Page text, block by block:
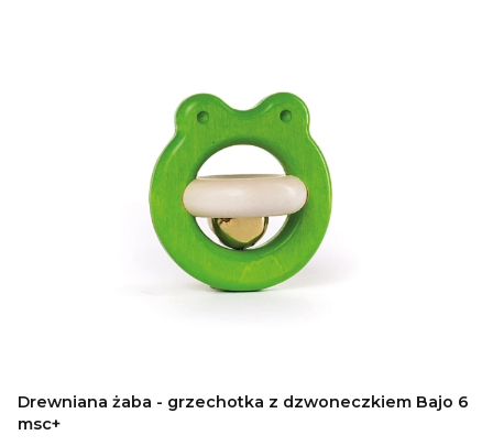
Drewniana żaba - grzechotka z dzwoneczkiem Bajo 6
msc+